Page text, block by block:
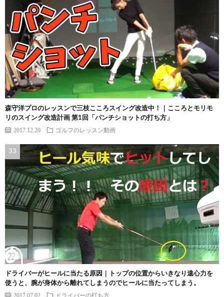
森守洋プロのレッスンで三枝こころスイング改造中！｜こころとモリモ
リのスイング改造計画 第1回「パンチショットの打ち方」
2017.12.20 ゴルフのレッスン動画
ドライバーがヒールに当たる原因｜トップの位置からいきなり遠心力を
使うと、腕が身体から離れてしまうのでヒールに当たってしまう。
2017.07.02 ドライバーの打ち方